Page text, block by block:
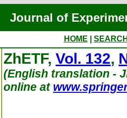
Journal of
HOME
ZhETF, Vol. 132,
(English translation -
online at